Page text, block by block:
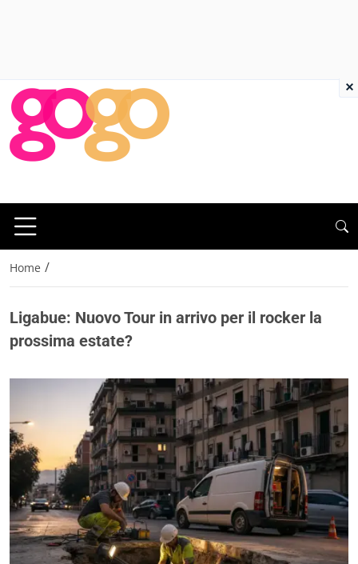
Home /
Ligabue: Nuovo Tour in arrivo per il rocker la
prossima estate?
×